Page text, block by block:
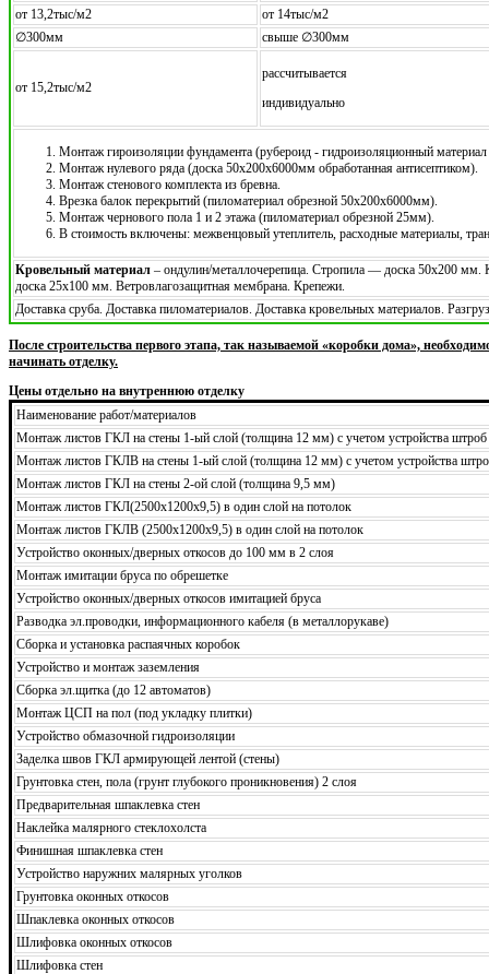
от 13,2тыс/м2
от 14тыс/м2
∅300мм
свыше ∅300мм
от 15,2тыс/м2
рассчитывается
индивидуально
Монтаж гироизоляции фундамента (рубероид - гидроизоляционный
Монтаж нулевого ряда (доска 50х200х6000мм обработанная антисептиком).
Монтаж стенового комплекта из бревна.
Врезка балок перекрытий (пиломатериал обрезной 50х200х6000мм).
Монтаж чернового пола 1 и 2 этажа (пиломатериал обрезной 25мм).
В стоимость включены: межвенцовый утеплитель, расходные материалы,
Кровельный материал – ондулин/металлочерепица. Стропила — доска 50х200
доска 25х100 мм. Ветровлагозащитная мембрана. Крепежи.
Доставка сруба. Доставка пиломатериалов. Доставка кровельных материалов.
После строительства первого этапа, так называемой «коробки дома»,
начинать отделку.
Цены отдельно на внутреннюю отделку
Наименование работ/материалов
Монтаж листов ГКЛ на стены 1-ый слой (толщина 12 мм) с учетом устройства штроб
Монтаж листов ГКЛВ на стены 1-ый слой (толщина 12 мм) с учетом устройства
Монтаж листов ГКЛ на стены 2-ой слой (толщина 9,5 мм)
Монтаж листов ГКЛ(2500х1200х9,5) в один слой на потолок
Монтаж листов ГКЛВ (2500х1200х9,5) в один слой на потолок
Устройство оконных/дверных откосов до 100 мм в 2 слоя
Монтаж имитации бруса по обрешетке
Устройство оконных/дверных откосов имитацией бруса
Разводка эл.проводки, информационного кабеля (в металлорукаве)
Сборка и установка распаячных коробок
Устройство и монтаж заземления
Сборка эл.щитка (до 12 автоматов)
Монтаж ЦСП на пол (под укладку плитки)
Устройство обмазочной гидроизоляции
Заделка швов ГКЛ армирующей лентой (стены)
Грунтовка стен, пола (грунт глубокого проникновения) 2 слоя
Предварительная шпаклевка стен
Наклейка малярного стеклохолста
Финишная шпаклевка стен
Устройство наружних малярных уголков
Грунтовка оконных откосов
Шпаклевка оконных откосов
Шлифовка оконных откосов
Шлифовка стен